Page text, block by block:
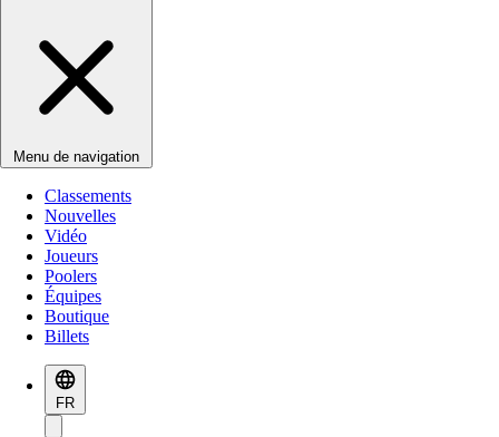
Menu de navigation
Classements
Nouvelles
Vidéo
Joueurs
Poolers
Équipes
Boutique
Billets
FR